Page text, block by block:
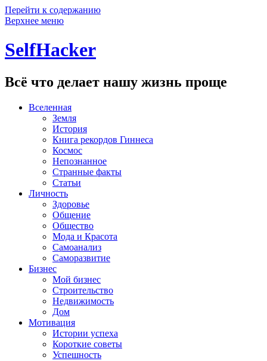
Перейти к содержанию
Верхнее меню
SelfHacker
Всё что делает нашу жизнь проще
Вселенная
Земля
История
Книга рекордов Гиннеса
Космос
Непознанное
Странные факты
Статьи
Личность
Здоровье
Общение
Общество
Мода и Красота
Самоанализ
Саморазвитие
Бизнес
Мой бизнес
Строительство
Недвижимость
Дом
Мотивация
Истории успеха
Короткие советы
Успешность